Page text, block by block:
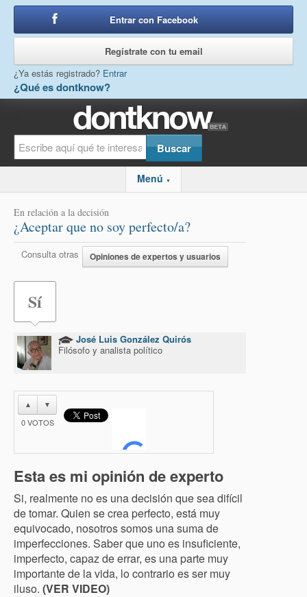
¿Qué es dontknow?
Entrar con Facebook
Regístrate con tu email
¿Ya estás registrado? Entrar
Menú ▼
En relación a la decisión
¿Aceptar que no soy perfecto/a?
Consulta otras Opiniones de expertos y usuarios
Sí
José Luis González Quirós
Filósofo y analista político
▲ ▼
0VOTOS
Esta es mi opinión de experto
Si, realmente no es una decisión que sea difícil
de tomar. Quien se crea perfecto, está muy
equivocado, nosotros somos una suma de
imperfecciones. Saber que uno es insuficiente,
imperfecto, capaz de errar, es una parte muy
importante de la vida, lo contrario es ser muy
iluso. (VER VIDEO)